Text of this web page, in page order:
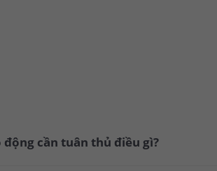
cần tuân thủ điều gì?